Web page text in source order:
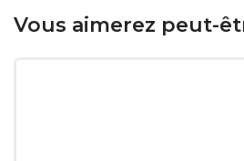
Vous aimerez peut-